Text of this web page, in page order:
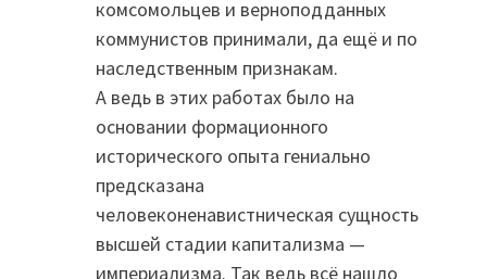
комсомольцев и верноподданных
коммунистов принимали, да ещё и по
наследственным признакам.
А ведь в этих работах было на
основании формационного
исторического опыта гениально
предсказана
человеконенавистническая сущность
высшей стадии капитализма —
империализма. Так ведь всё нашло